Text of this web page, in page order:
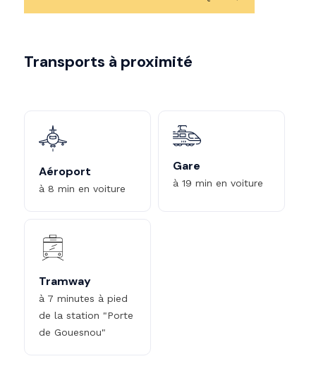
Transports à proximité
Aéroport
à 8 min en voiture
Gare
à 19 min en voiture
Tramway
à 7 minutes à pied
de la station "Porte
de Gouesnou"